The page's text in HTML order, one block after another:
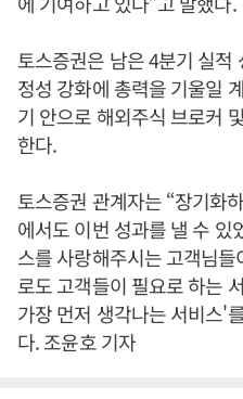
토스증권은 남은 4분기 실적
정성 강화에 총력을 기울일
기 안으로 해외주식 브로커
한다.
토스증권 관계자는 “장기화
에서도 이번 성과를 낼 수 있
스를 사랑해주시는 고객님
로도 고객들이 필요로 하는
가장 먼저 생각나는 서비스'
다. 조윤호 기자